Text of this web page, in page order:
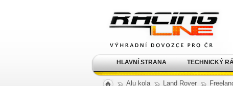
Alu kola Land Rover
kola Racing Line
HLAVNÍ STRANA TECHNICKÝ